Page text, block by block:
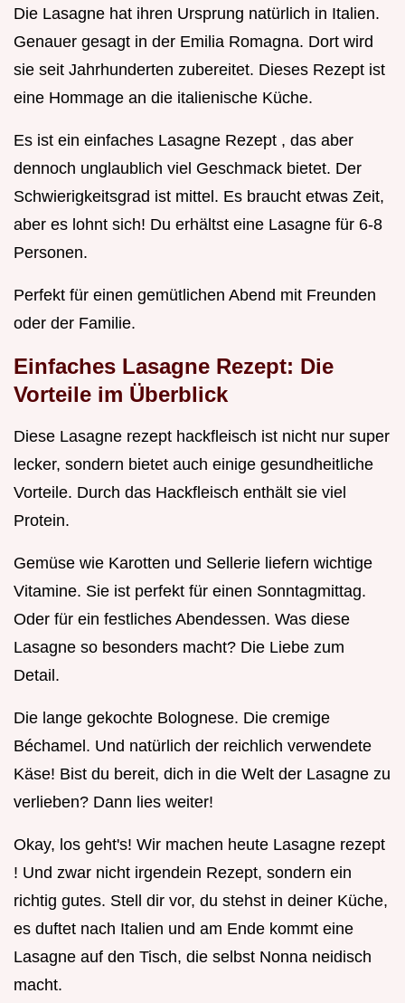
Die Lasagne hat ihren Ursprung natürlich in Italien.
Genauer gesagt in der Emilia Romagna. Dort wird
sie seit Jahrhunderten zubereitet. Dieses Rezept ist
eine Hommage an die italienische Küche.
Es ist ein einfaches Lasagne Rezept , das aber
dennoch unglaublich viel Geschmack bietet. Der
Schwierigkeitsgrad ist mittel. Es braucht etwas Zeit,
aber es lohnt sich! Du erhältst eine Lasagne für 6-8
Personen.
Perfekt für einen gemütlichen Abend mit Freunden
oder der Familie.
Einfaches Lasagne Rezept: Die
Vorteile im Überblick
Diese Lasagne rezept hackfleisch ist nicht nur super
lecker, sondern bietet auch einige gesundheitliche
Vorteile. Durch das Hackfleisch enthält sie viel
Protein.
Gemüse wie Karotten und Sellerie liefern wichtige
Vitamine. Sie ist perfekt für einen Sonntagmittag.
Oder für ein festliches Abendessen. Was diese
Lasagne so besonders macht? Die Liebe zum
Detail.
Die lange gekochte Bolognese. Die cremige
Béchamel. Und natürlich der reichlich verwendete
Käse! Bist du bereit, dich in die Welt der Lasagne zu
verlieben? Dann lies weiter!
Okay, los geht's! Wir machen heute Lasagne rezept
! Und zwar nicht irgendein Rezept, sondern ein
richtig gutes. Stell dir vor, du stehst in deiner Küche,
es duftet nach Italien und am Ende kommt eine
Lasagne auf den Tisch, die selbst Nonna neidisch
macht.